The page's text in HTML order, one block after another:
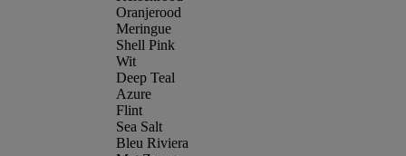
Oranjerood
Meringue
Shell Pink
Wit
Deep Teal
Azure
Flint
Sea Salt
Bleu Riviera